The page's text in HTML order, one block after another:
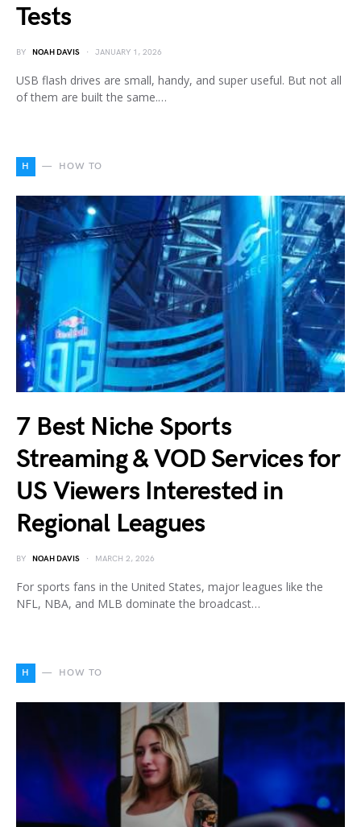
Tests
BY NOAH DAVIS JANUARY 1, 2026
USB flash drives are small, handy, and super useful. But not all
of them are built the same.…
H HOW TO
7 Best Niche Sports
Streaming & VOD Services for
US Viewers Interested in
Regional Leagues
BY NOAH DAVIS MARCH 2, 2026
For sports fans in the United States, major leagues like the
NFL, NBA, and MLB dominate the broadcast…
H HOW TO